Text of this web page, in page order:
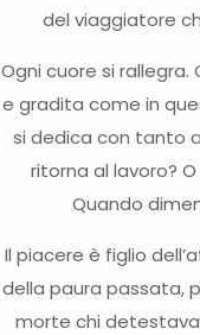
del viaggiatore
Ogni cuore si
e gradita come in
si dedica con tanto
ritorna al lavoro?
Quando
Il piacere è figlio
della paura passata,
morte chi